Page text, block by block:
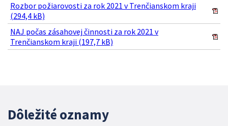
Rozbor požiarovosti za rok 2021 v Trenčianskom kraji
(294,4 kB)
NAJ počas zásahovej činnosti za rok 2021 v
Trenčianskom kraji (197,7 kB)
Dôležité oznamy